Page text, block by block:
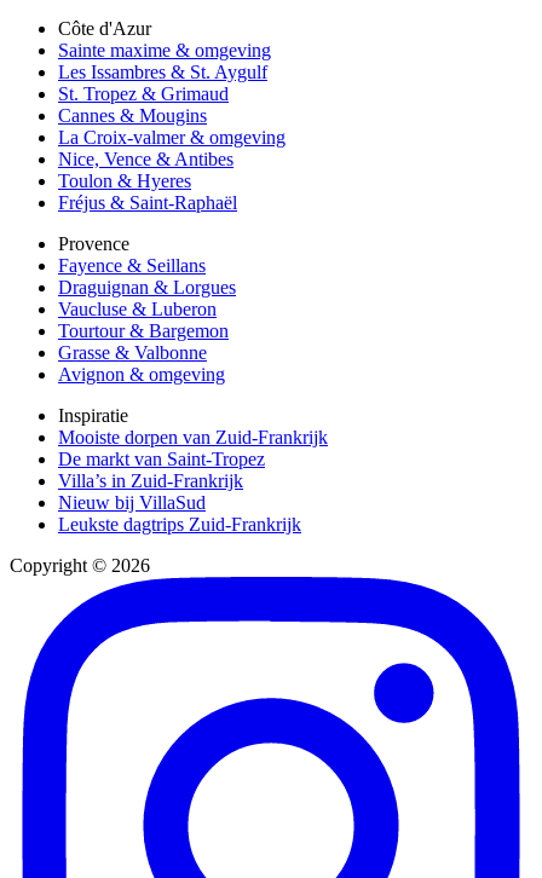
Côte d'Azur
Sainte maxime & omgeving
Les Issambres & St. Aygulf
St. Tropez & Grimaud
Cannes & Mougins
La Croix-valmer & omgeving
Nice, Vence & Antibes
Toulon & Hyeres
Fréjus & Saint-Raphaël
Provence
Fayence & Seillans
Draguignan & Lorgues
Vaucluse & Luberon
Tourtour & Bargemon
Grasse & Valbonne
Avignon & omgeving
Inspiratie
Mooiste dorpen van Zuid-Frankrijk
De markt van Saint-Tropez
Villa’s in Zuid-Frankrijk
Nieuw bij VillaSud
Leukste dagtrips Zuid-Frankrijk
Copyright © 2026